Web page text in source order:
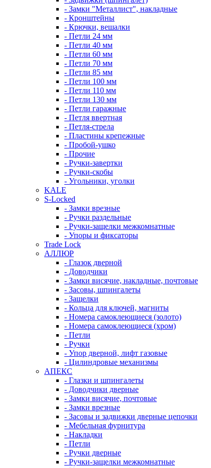
- Замки "Металлист", накладные
- Кронштейны
- Крючки, вешалки
- Петли 24 мм
- Петли 40 мм
- Петли 60 мм
- Петли 70 мм
- Петли 85 мм
- Петли 100 мм
- Петли 110 мм
- Петли 130 мм
- Петли гаражные
- Петля ввертная
- Петля-стрела
- Пластины крепежные
- Пробой-ушко
- Прочие
- Ручки-завертки
- Ручки-скобы
- Угольники, уголки
KALE
S-Locked
- Замки врезные
- Ручки раздельные
- Ручки-защелки межкомнатные
- Упоры и фиксаторы
Trade Lock
АЛЛЮР
- Глазок дверной
- Доводчики
- Замки висячие, накладные, почтовые
- Засовы, шпингалеты
- Защелки
- Кольца для ключей, магниты
- Номера самоклеющиеся (золото)
- Номера самоклеющиеся (хром)
- Петли
- Ручки
- Упор дверной, лифт газовые
- Цилиндровые механизмы
АПЕКС
- Глазки и шпингалеты
- Доводчики дверные
- Замки висячие, почтовые
- Замки врезные
- Засовы и задвижки дверные цепочки
- Мебельная фурнитура
- Накладки
- Петли
- Ручки дверные
- Ручки-защелки межкомнатные